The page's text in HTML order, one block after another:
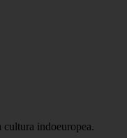
cultura indoeuropea.